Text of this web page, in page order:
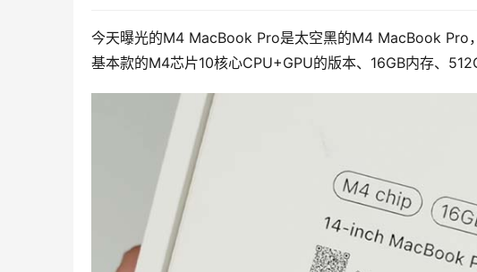
今天曝光的M4 MacBook Pro是太空黑的M4 MacBook
基本款的M4芯片10核心CPU+GPU的版本、16GB内存、